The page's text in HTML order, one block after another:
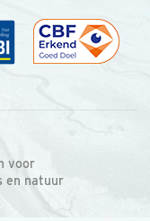
voor
en natuur